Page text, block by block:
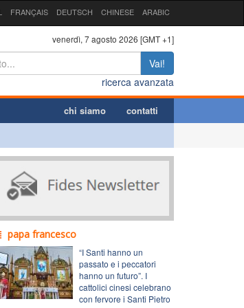
FRANÇAIS DEUTSCH CHINESE ARABIC
venerdì, 7 agosto 2026 [GMT +1]
Vai!
ricerca avanzata
chi siamo contatti
papa francesco
“I Santi hanno un
passato e i peccatori
hanno un futuro”. I
cattolici cinesi celebrano
con fervore i Santi Pietro